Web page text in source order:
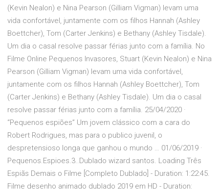
(Kevin Nealon) e Nina Pearson (Gilliam Vigman) levam uma
vida confortável, juntamente com os filhos Hannah (Ashley
Boettcher), Tom (Carter Jenkins) e Bethany (Ashley Tisdale).
Um dia o casal resolve passar férias junto com a família. No
Filme Online Pequenos Invasores, Stuart (Kevin Nealon) e Nina
Pearson (Gilliam Vigman) levam uma vida confortável,
juntamente com os filhos Hannah (Ashley Boettcher), Tom
(Carter Jenkins) e Bethany (Ashley Tisdale). Um dia o casal
resolve passar férias junto com a família. 25/04/2020 ·
“Pequenos espiões” Um jovem clássico com a cara do
Robert Rodrigues, mas para o publico juvenil, o
despretensioso longa que ganhou o mundo … 01/06/2019 ·
Pequenos.Espioes.3..Dublado wizard santos. Loading Três
Espiãs Demais o Filme [Completo Dublado] - Duration: 1:22:45.
Filme desenho animado dublado 2019 em HD - Duration: